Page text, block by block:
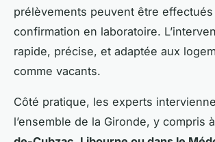
prélèvements peuvent être
confirmation en laboratoire.
rapide, précise, et adaptée aux
comme vacants.
Côté pratique, les experts
l’ensemble de la Gironde, y compris à